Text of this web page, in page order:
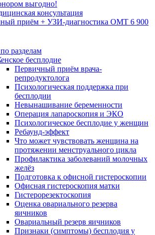
выгодно!
консультация
приём + УЗИ-диагностика ОМТ 6 900
разделам
бесплодие
Первичный приём врача-
репродуктолога
Психологическая поддержка при
бесплодии
Невынашивание беременности
Операция лапароскопия и ЭКО
Психологическое бесплодие у женщин
Ребаунд-эффект
Что может чувствовать женщина на
протяжении менструального цикла
Профилактика заболеваний молочных
желёз
Подготовка к офисной гистероскопии
Офисная гистероскопия матки
Гистерорезектоскопия
Оценка овариального резерва
яичников
Овариальный резерв яичников
Признаки (симптомы) бесплодия у